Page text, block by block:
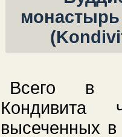
Всего в
Кондивита
высеченных в